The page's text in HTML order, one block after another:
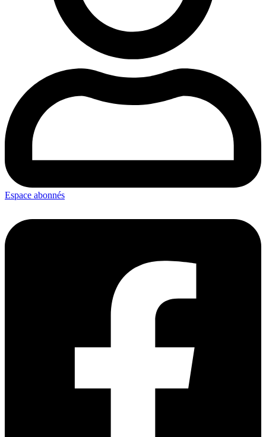
Espace abonnés